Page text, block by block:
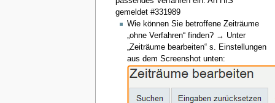
gemeldet #331989
Wie können Sie betroffene Zeiträume
„ohne Verfahren“ finden? → Unter
„Zeiträume bearbeiten“ s. Einstellungen
aus dem Screenshot unten: